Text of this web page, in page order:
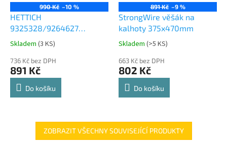
990 Kč –10 %
HETTICH
9325328/9264627
Comfort Spin 360° otočná
police 8kg
Průměrné
produktu
je
4,8
Skladem (3 KS)
736 Kč bez DPH
891 Kč
Do košíku
891 Kč –9 %
StrongWire věšák na
kalhoty 375x470mm
Průměrné
produktu
je
4,8
Skladem (>5 KS)
663 Kč bez DPH
802 Kč
Do košíku
ZOBRAZIT VŠECHNY SOUVISEJÍCÍ PRODUKTY